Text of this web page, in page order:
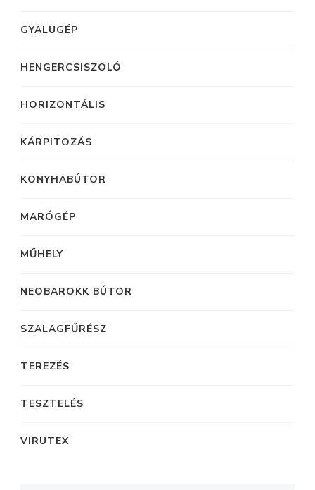
GYALUGÉP
HENGERCSISZOLÓ
HORIZONTÁLIS
KÁRPITOZÁS
KONYHABÚTOR
MARÓGÉP
MŰHELY
NEOBAROKK BÚTOR
SZALAGFŰRÉSZ
TEREZÉS
TESZTELÉS
VIRUTEX